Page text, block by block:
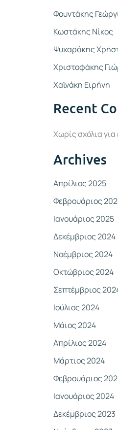
Φουντάκης
Κωστάκης Νίκος
Ψυχαράκης
Χριστοφάκης
Χαϊνάκη Ειρήνη
Recent
Χωρίς σχόλια
Archives
Απρίλιος 2025
Φεβρουάριος
Ιανουάριος 2025
Δεκέμβριος 2024
Νοέμβριος 2024
Οκτώβριος 2024
Σεπτέμβριος
Ιούλιος 2024
Μάιος 2024
Απρίλιος 2024
Μάρτιος 2024
Φεβρουάριος
Ιανουάριος 2024
Δεκέμβριος 2023